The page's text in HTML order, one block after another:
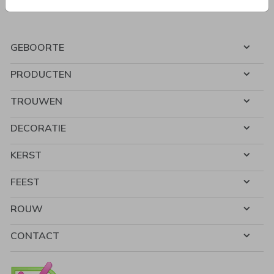
GEBOORTE
PRODUCTEN
TROUWEN
DECORATIE
KERST
FEEST
ROUW
CONTACT